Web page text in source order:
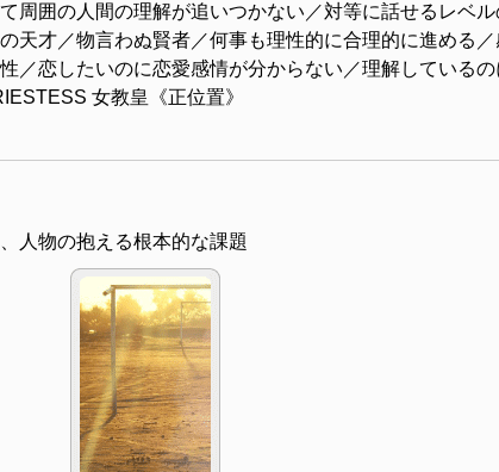
周囲の人間の理解が追いつかない／対等に話せるレベル
天才／物言わぬ賢者／何事も理性的に合理的に進める
／恋したいのに恋愛感情が分からない／理解している
女教皇《正位置》
人物の抱える根本的な課題